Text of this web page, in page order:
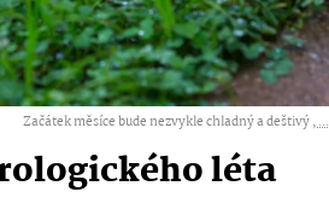
Začátek měsíce bude nezvykle chladný a deštivý ,...
léta